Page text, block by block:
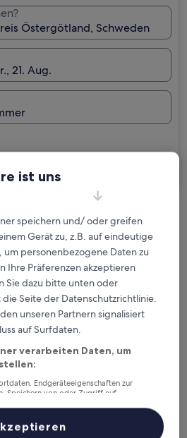
Östergötland, Schweden
21. Aug.
Suchen
bei
für jede
Übernachtung
Preisen für Mitglieder
für diese Daten
ist uns
speichern und/ oder greifen
Gerät zu, z.B. auf eindeutige
um personenbezogene Daten zu
Ihre Präferenzen akzeptieren
Sie dazu bitte unten oder
Seite der Datenschutzrichtlinie.
unseren Partnern signalisiert
auf Surfdaten.
verarbeiten Daten, um
Endgeräteeigenschaften zur
Speichern von oder Zugriff auf
und der Performance von Inhalten,
und Verbesserung von